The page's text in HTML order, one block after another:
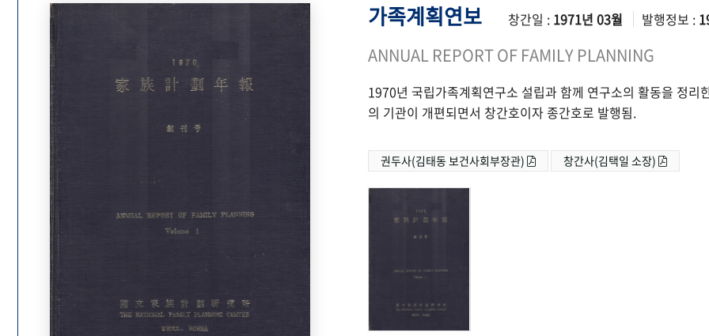
가족계획연보 창간일 : 1971년 03월 발행정보 :
ANNUAL REPORT OF FAMILY PLANNING
1970년 국립가족계획연구소 설립과 함께 연구소의 활동을 정
의 기관이 개편되면서 창간호이자 종간호로 발행됨.
권두사(김태동 보건사회부장관) 창간사(김택일 소장)